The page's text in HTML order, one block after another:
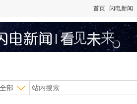
首页 闪电新闻
部